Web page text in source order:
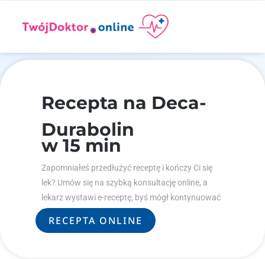
Recepta na Deca-
Durabolin
w 15 min
Zapomniałeś przedłużyć receptę i kończy Ci się
lek? Umów się na szybką konsultację online, a
lekarz wystawi e-receptę, byś mógł kontynuować
leczenie.
RECEPTA ONLINE